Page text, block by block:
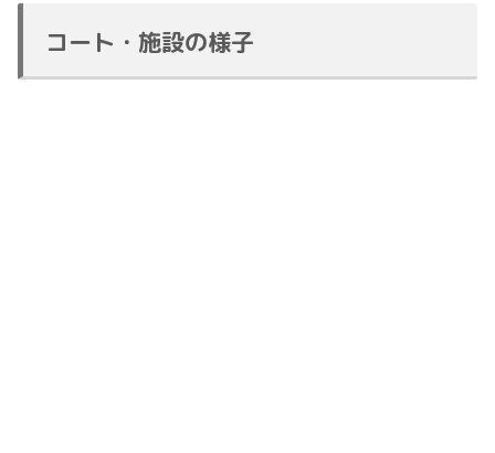
コート・施設の様子